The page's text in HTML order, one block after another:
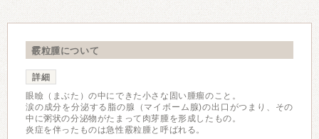
霰粒腫について
詳細
眼瞼（まぶた）の中にできた小さな固い腫瘤のこと。
涙の成分を分泌する脂の腺（マイボーム腺)の出口がつまり、その
中に粥状の分泌物がたまって肉芽腫を形成したもの。
炎症を伴ったものは急性霰粒腫と呼ばれる。